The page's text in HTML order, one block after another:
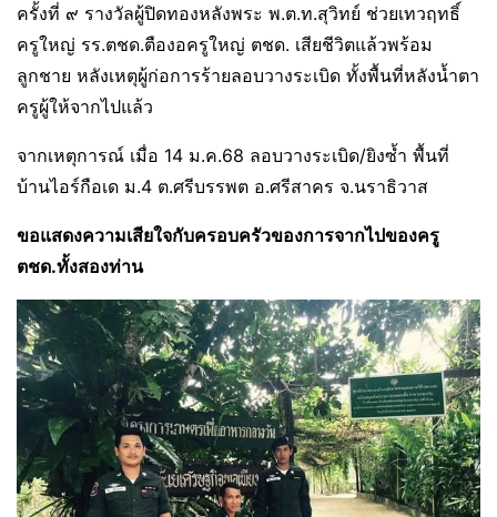
ครั้งที่ ๙ รางวัลผู้ปิดทองหลังพระ พ.ต.ท.สุวิทย์ ช่วยเทวฤทธิ์
ครูใหญ่ รร.ตชด.ตืองอครูใหญ่ ตชด. เสียชีวิตแล้วพร้อม
ลูกชาย หลังเหตุผู้ก่อการร้ายลอบวางระเบิด ทั้งพื้นที่หลังน้ำตา
ครูผู้ให้จากไปแล้ว
จากเหตุการณ์ เมื่อ 14 ม.ค.68 ลอบวางระเบิด/ยิงซ้ำ พื้นที่
บ้านไอร์กือเด ม.4 ต.ศรีบรรพต อ.ศรีสาคร จ.นราธิวาส
ขอแสดงความเสียใจกับครอบครัวของการจากไปของครู
ตชด.ทั้งสองท่าน